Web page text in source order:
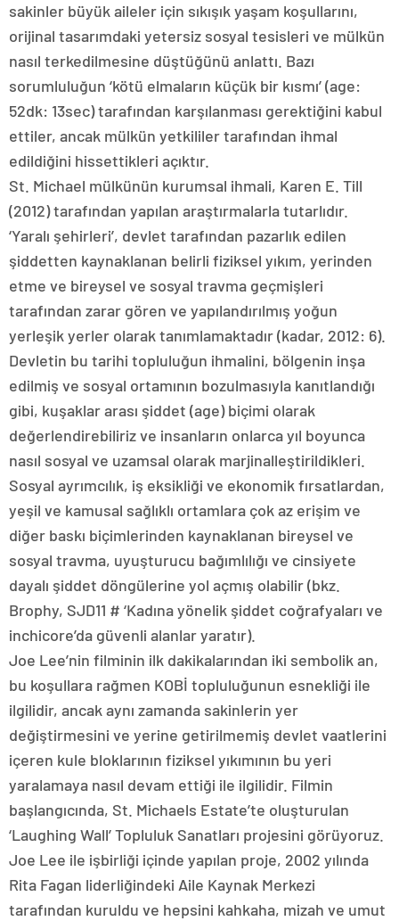
sakinler büyük aileler için sıkışık yaşam koşullarını,
orijinal tasarımdaki yetersiz sosyal tesisleri ve mülkün
nasıl terkedilmesine düştüğünü anlattı. Bazı
sorumluluğun ‘kötü elmaların küçük bir kısmı’ (age:
52dk: 13sec) tarafından karşılanması gerektiğini kabul
ettiler, ancak mülkün yetkililer tarafından ihmal
edildiğini hissettikleri açıktır.
St. Michael mülkünün kurumsal ihmali, Karen E. Till
(2012) tarafından yapılan araştırmalarla tutarlıdır.
‘Yaralı şehirleri’, devlet tarafından pazarlık edilen
şiddetten kaynaklanan belirli fiziksel yıkım, yerinden
etme ve bireysel ve sosyal travma geçmişleri
tarafından zarar gören ve yapılandırılmış yoğun
yerleşik yerler olarak tanımlamaktadır (kadar, 2012: 6).
Devletin bu tarihi topluluğun ihmalini, bölgenin inşa
edilmiş ve sosyal ortamının bozulmasıyla kanıtlandığı
gibi, kuşaklar arası şiddet (age) biçimi olarak
değerlendirebiliriz ve insanların onlarca yıl boyunca
nasıl sosyal ve uzamsal olarak marjinalleştirildikleri.
Sosyal ayrımcılık, iş eksikliği ve ekonomik fırsatlardan,
yeşil ve kamusal sağlıklı ortamlara çok az erişim ve
diğer baskı biçimlerinden kaynaklanan bireysel ve
sosyal travma, uyuşturucu bağımlılığı ve cinsiyete
dayalı şiddet döngülerine yol açmış olabilir (bkz.
Brophy, SJD11 # ‘Kadına yönelik şiddet coğrafyaları ve
inchicore’da güvenli alanlar yaratır).
Joe Lee’nin filminin ilk dakikalarından iki sembolik an,
bu koşullara rağmen KOBİ topluluğunun esnekliği ile
ilgilidir, ancak aynı zamanda sakinlerin yer
değiştirmesini ve yerine getirilmemiş devlet vaatlerini
içeren kule bloklarının fiziksel yıkımının bu yeri
yaralamaya nasıl devam ettiği ile ilgilidir. Filmin
başlangıcında, St. Michaels Estate’te oluşturulan
‘Laughing Wall’ Topluluk Sanatları projesini görüyoruz.
Joe Lee ile işbirliği içinde yapılan proje, 2002 yılında
Rita Fagan liderliğindeki Aile Kaynak Merkezi
tarafından kuruldu ve hepsini kahkaha, mizah ve umut